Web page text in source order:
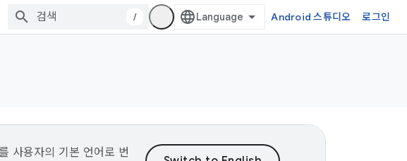
/ Android 스튜디오 로그인
사용자의 기본 언어로 번